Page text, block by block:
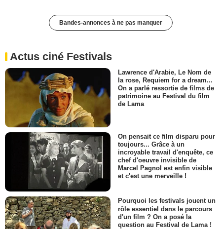
Bandes-annonces à ne pas manquer
Actus ciné Festivals
Lawrence d'Arabie, Le Nom de
la rose, Requiem for a dream...
On a parlé ressortie de films de
patrimoine au Festival du film
de Lama
On pensait ce film disparu pour
toujours... Grâce à un
incroyable travail d'enquête, ce
chef d'oeuvre invisible de
Marcel Pagnol est enfin visible
et c'est une merveille !
Pourquoi les festivals jouent un
rôle essentiel dans le parcours
d'un film ? On a posé la
question au Festival de Lama !